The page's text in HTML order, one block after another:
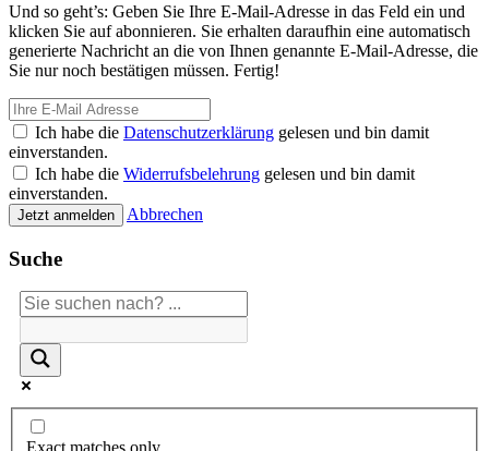
Und so geht’s: Geben Sie Ihre E-Mail-Adresse in das Feld ein und
klicken Sie auf abonnieren. Sie erhalten daraufhin eine automatisch
generierte Nachricht an die von Ihnen genannte E-Mail-Adresse, die
Sie nur noch bestätigen müssen. Fertig!
Ich habe die Datenschutzerklärung gelesen und bin damit
einverstanden.
Ich habe die Widerrufsbelehrung gelesen und bin damit
einverstanden.
Jetzt anmelden Abbrechen
Suche
Exact matches only